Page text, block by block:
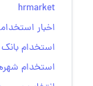
hrmarket
اخبار
استخدام بانک
استخدام